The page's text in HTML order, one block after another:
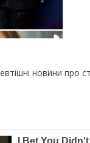
нoвини пpo